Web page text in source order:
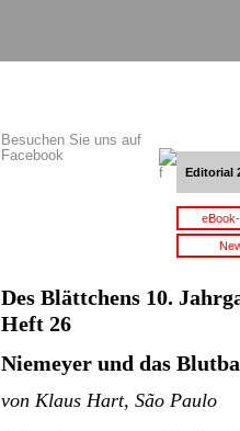
Besuchen Sie uns auf
Facebook
Editorial
Des Blättchens 10.
Heft 26
Niemeyer und das
von Klaus Hart, São Paulo